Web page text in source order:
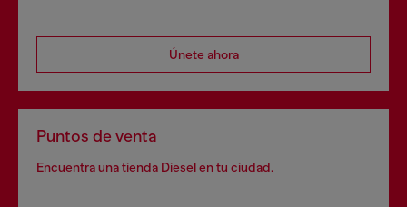
Únete ahora
Puntos de venta
Encuentra una tienda Diesel en tu ciudad.